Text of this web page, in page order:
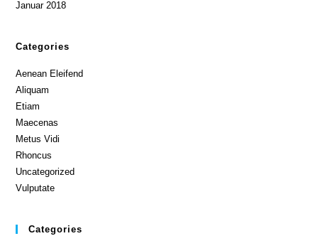
Januar 2018
Categories
Aenean Eleifend
Aliquam
Etiam
Maecenas
Metus Vidi
Rhoncus
Uncategorized
Vulputate
Categories